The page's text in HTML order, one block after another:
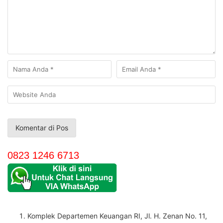
0823 1246 6713
Komplek Departemen Keuangan RI, Jl. H. Zenan No. 11,